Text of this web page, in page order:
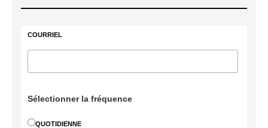
COURRIEL
Sélectionner la fréquence
QUOTIDIENNE